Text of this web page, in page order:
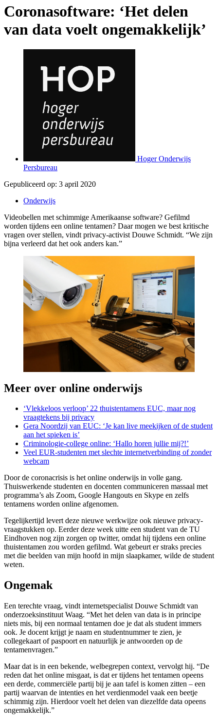
Coronasoftware: ‘Het delen
van data voelt ongemakkelijk’
Hoger Onderwijs
Persbureau
Gepubliceerd op: 3 april 2020
Onderwijs
Videobellen met schimmige Amerikaanse software? Gefilmd
worden tijdens een online tentamen? Daar mogen we best kritische
vragen over stellen, vindt privacy-activist Douwe Schmidt. “We zijn
bijna verleerd dat het ook anders kan.”
Meer over online onderwijs
‘Vlekkeloos verloop’ 22 thuistentamens EUC, maar nog
vraagtekens bij privacy
Gera Noordzij van EUC: ‘Je kan live meekijken of de student
aan het spieken is’
Criminologie-college online: ‘Hallo horen jullie mij?!’
Veel EUR-studenten met slechte internetverbinding of zonder
webcam
Door de coronacrisis is het online onderwijs in volle gang.
Thuiswerkende studenten en docenten communiceren massaal met
programma’s als Zoom, Google Hangouts en Skype en zelfs
tentamens worden online afgenomen.
Tegelijkertijd levert deze nieuwe werkwijze ook nieuwe privacy-
vraagstukken op. Eerder deze week uitte een student van de TU
Eindhoven nog zijn zorgen op twitter, omdat hij tijdens een online
thuistentamen zou worden gefilmd. Wat gebeurt er straks precies
met die beelden van mijn hoofd in mijn slaapkamer, wilde de student
weten.
Ongemak
Een terechte vraag, vindt internetspecialist Douwe Schmidt van
onderzoeksinstituut Waag. “Met het delen van data is in principe
niets mis, bij een normaal tentamen doe je dat als student immers
ook. Je docent krijgt je naam en studentnummer te zien, je
collegekaart of paspoort en natuurlijk je antwoorden op de
tentamenvragen.”
Maar dat is in een bekende, welbegrepen context, vervolgt hij. “De
reden dat het online misgaat, is dat er tijdens het tentamen opeens
een derde, commerciële partij bij je aan tafel is komen zitten – een
partij waarvan de intenties en het verdienmodel vaak een beetje
schimmig zijn. Hierdoor voelt het delen van diezelfde data opeens
ongemakkelijk.”